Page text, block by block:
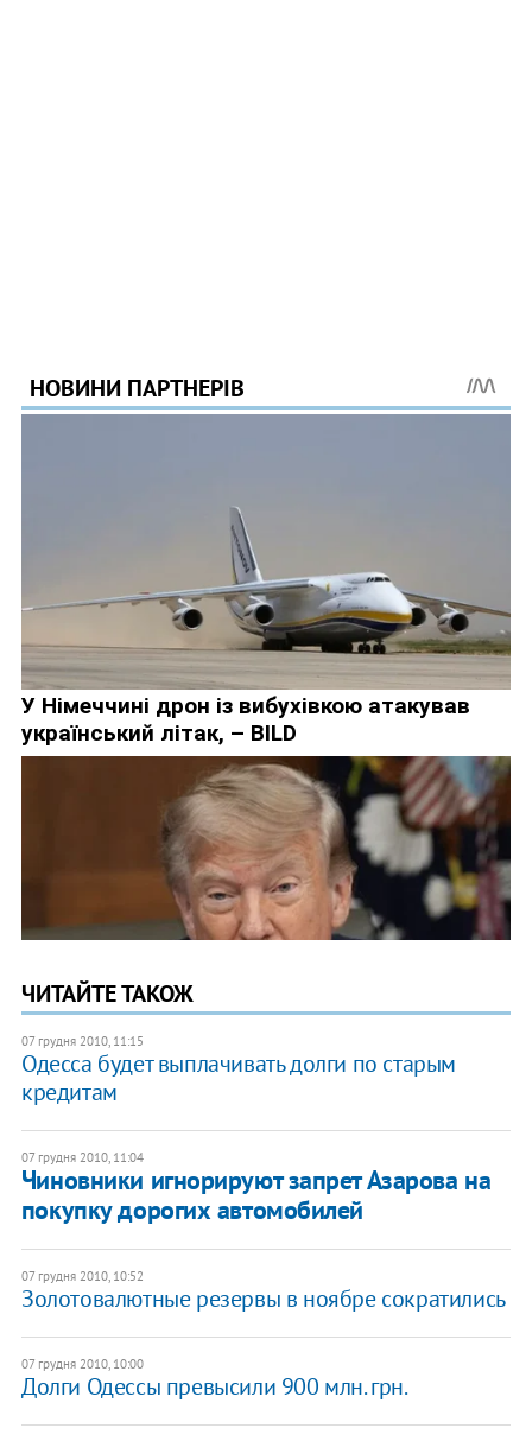
ЧИТАЙТЕ ТАКОЖ
07 грудня 2010, 11:15
Одесса будет выплачивать долги по старым
кредитам
07 грудня 2010, 11:04
Чиновники игнорируют запрет Азарова на
покупку дорогих автомобилей
07 грудня 2010, 10:52
​Золотовалютные резервы в ноябре сократились
07 грудня 2010, 10:00
Долги Одессы превысили 900 млн. грн.